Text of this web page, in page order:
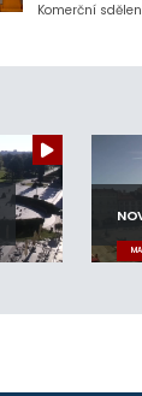
Komerční